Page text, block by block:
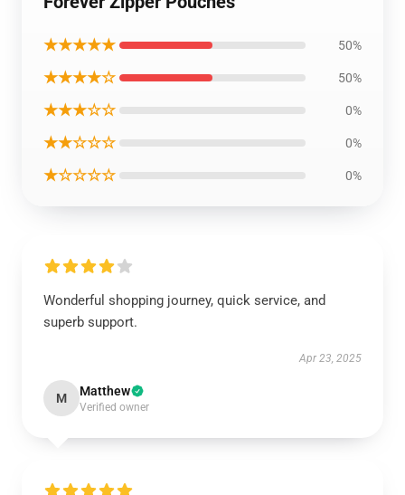
★★★★★ 50%
★★★★☆ 50%
★★★☆☆ 0%
★★☆☆☆ 0%
★☆☆☆☆ 0%
Wonderful shopping journey, quick service, and
superb support.
Apr 23, 2025
M Matthew
Verified owner